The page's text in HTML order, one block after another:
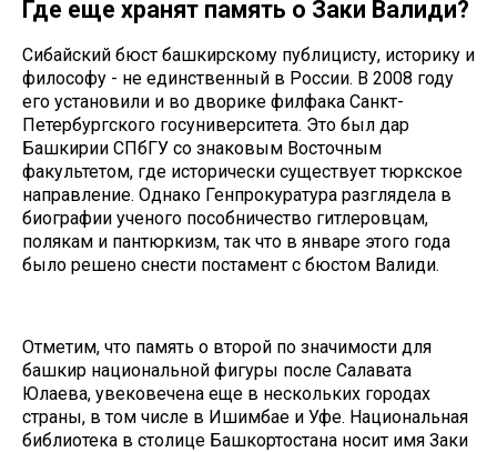
Где еще хранят память о Заки Валиди?
Сибайский бюст башкирскому публицисту, историку и
философу - не единственный в России. В 2008 году
его установили и во дворике филфака Санкт-
Петербургского госуниверситета. Это был дар
Башкирии СПбГУ со знаковым Восточным
факультетом, где исторически существует тюркское
направление. Однако Генпрокуратура разглядела в
биографии ученого пособничество гитлеровцам,
полякам и пантюркизм, так что в январе этого года
было решено снести постамент с бюстом Валиди.
Отметим, что память о второй по значимости для
башкир национальной фигуры после Салавата
Юлаева, увековечена еще в нескольких городах
страны, в том числе в Ишимбае и Уфе. Национальная
библиотека в столице Башкортостана носит имя Заки